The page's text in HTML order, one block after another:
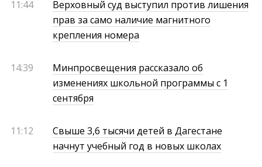
11:44
Верховный суд выступил против лишения
прав за само наличие магнитного
крепления номера
14:39
Минпросвещения рассказало об
изменениях школьной программы с 1
сентября
11:12
Свыше 3,6 тысячи детей в Дагестане
начнут учебный год в новых школах